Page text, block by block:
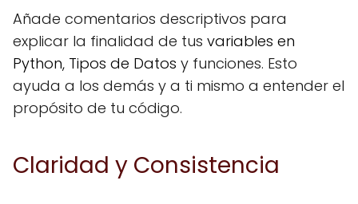
Añade comentarios descriptivos para
explicar la finalidad de tus variables en
Python, Tipos de Datos y funciones. Esto
ayuda a los demás y a ti mismo a entender el
propósito de tu código.
Claridad y Consistencia